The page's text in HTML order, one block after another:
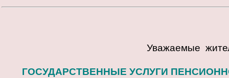
Уважаемые
ГОСУДАРСТВЕННЫЕ УСЛУГИ